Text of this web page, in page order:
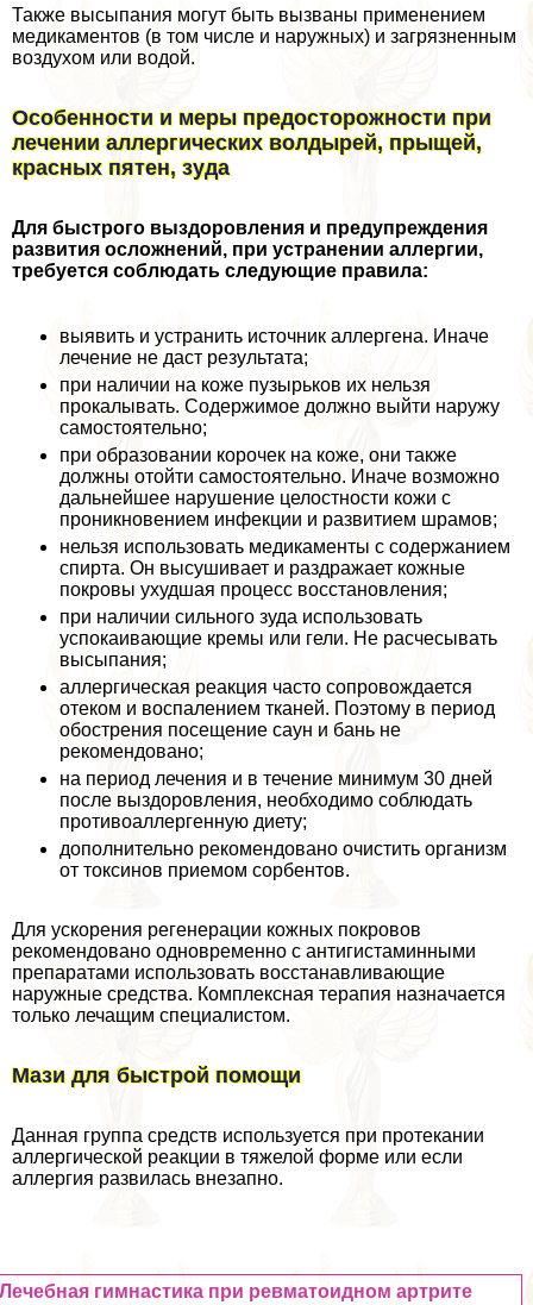
Также высыпания могут быть вызваны применением
медикаментов (в том числе и наружных) и загрязненным
воздухом или водой.
Особенности и меры предосторожности при
лечении аллергических волдырей, прыщей,
красных пятен, зуда
Для быстрого выздоровления и предупреждения
развития осложнений, при устранении аллергии,
требуется соблюдать следующие правила:
выявить и устранить источник аллергена. Иначе
лечение не даст результата;
при наличии на коже пузырьков их нельзя
прокалывать. Содержимое должно выйти наружу
самостоятельно;
при образовании корочек на коже, они также
должны отойти самостоятельно. Иначе возможно
дальнейшее нарушение целостности кожи с
проникновением инфекции и развитием шрамов;
нельзя использовать медикаменты с содержанием
спирта. Он высушивает и раздражает кожные
покровы ухудшая процесс восстановления;
при наличии сильного зуда использовать
успокаивающие кремы или гели. Не расчесывать
высыпания;
аллергическая реакция часто сопровождается
отеком и воспалением тканей. Поэтому в период
обострения посещение саун и бань не
рекомендовано;
на период лечения и в течение минимум 30 дней
после выздоровления, необходимо соблюдать
противоаллергенную диету;
дополнительно рекомендовано очистить организм
от токсинов приемом сорбентов.
Для ускорения регенерации кожных покровов
рекомендовано одновременно с антигистаминными
препаратами использовать восстанавливающие
наружные средства. Комплексная терапия назначается
только лечащим специалистом.
Мази для быстрой помощи
Данная группа средств используется при протекании
аллергической реакции в тяжелой форме или если
аллергия развилась внезапно.
Лечебная гимнастика при ревматоидном артрите